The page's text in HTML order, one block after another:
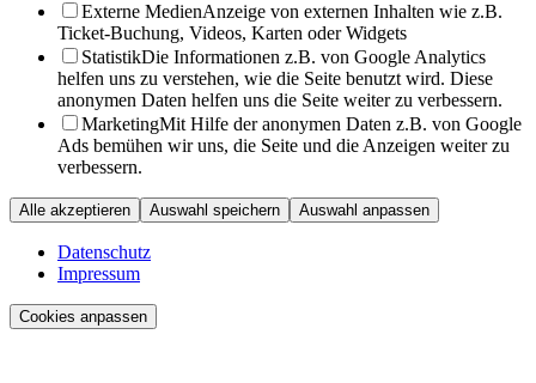
Externe MedienAnzeige von externen Inhalten wie z.B.
Ticket-Buchung, Videos, Karten oder Widgets
StatistikDie Informationen z.B. von Google Analytics
helfen uns zu verstehen, wie die Seite benutzt wird. Diese
anonymen Daten helfen uns die Seite weiter zu verbessern.
MarketingMit Hilfe der anonymen Daten z.B. von Google
Ads bemühen wir uns, die Seite und die Anzeigen weiter zu
verbessern.
Alle akzeptieren Auswahl speichern Auswahl anpassen
Datenschutz
Impressum
Cookies anpassen